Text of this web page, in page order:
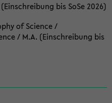
bis SoSe 2026)
of Science /
/ M.A. (Einschreibung bis